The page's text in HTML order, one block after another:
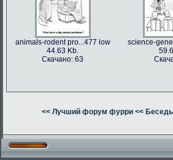
animals-rodent pro...477 low
44.63 Kb.
Скачано: 63
science-
<< Лучший форум фурри <<